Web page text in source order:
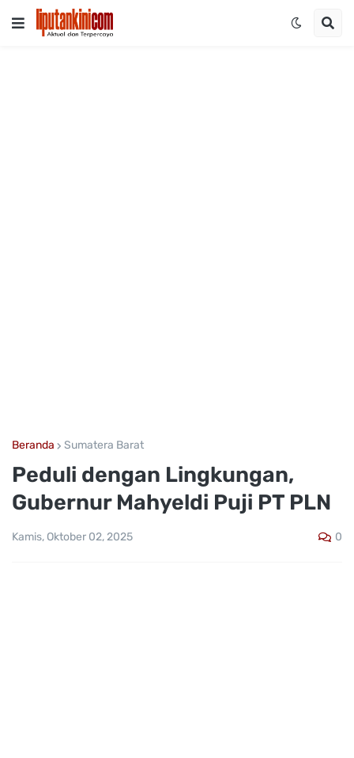
Beranda Sumatera Barat
Peduli dengan Lingkungan,
Gubernur Mahyeldi Puji PT PLN
Kamis, Oktober 02, 2025 0